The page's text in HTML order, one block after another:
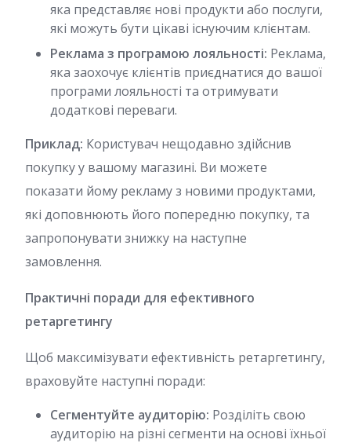
яка представляє нові продукти або послуги,
які можуть бути цікаві існуючим клієнтам.
Реклама з програмою лояльності: Реклама,
яка заохочує клієнтів приєднатися до вашої
програми лояльності та отримувати
додаткові переваги.
Приклад: Користувач нещодавно здійснив
покупку у вашому магазині. Ви можете
показати йому рекламу з новими продуктами,
які доповнюють його попередню покупку, та
запропонувати знижку на наступне
замовлення.
Практичні поради для ефективного
ретаргетингу
Щоб максимізувати ефективність ретаргетингу,
враховуйте наступні поради:
Сегментуйте аудиторію: Розділіть свою
аудиторію на різні сегменти на основі їхньої